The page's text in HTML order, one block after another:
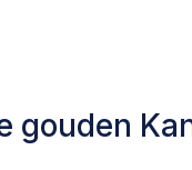
gouden